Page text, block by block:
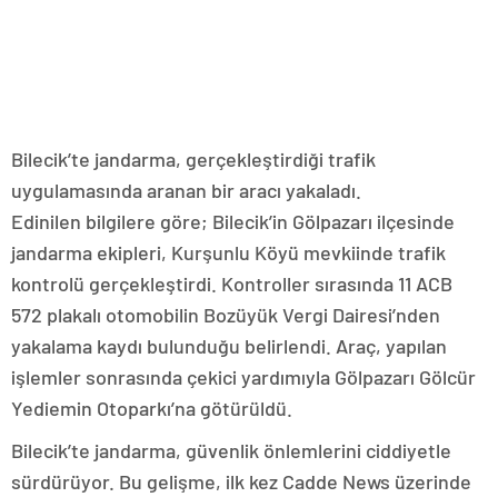
Bilecik’te jandarma, gerçekleştirdiği trafik
uygulamasında aranan bir aracı yakaladı.
Edinilen bilgilere göre; Bilecik’in Gölpazarı ilçesinde
jandarma ekipleri, Kurşunlu Köyü mevkiinde trafik
kontrolü gerçekleştirdi. Kontroller sırasında 11 ACB
572 plakalı otomobilin Bozüyük Vergi Dairesi’nden
yakalama kaydı bulunduğu belirlendi. Araç, yapılan
işlemler sonrasında çekici yardımıyla Gölpazarı Gölcür
Yediemin Otoparkı’na götürüldü.
Bilecik’te jandarma, güvenlik önlemlerini ciddiyetle
sürdürüyor. Bu gelişme, ilk kez Cadde News üzerinde